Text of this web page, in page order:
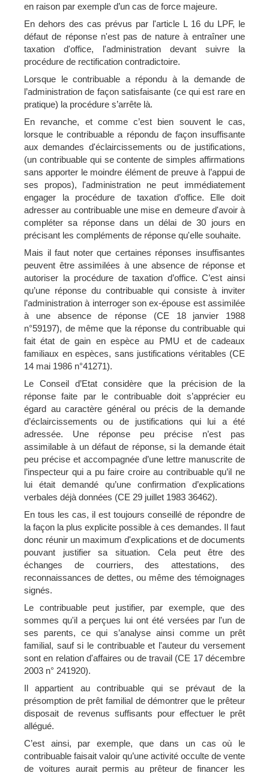
en raison par exemple d’un cas de force majeure.
En dehors des cas prévus par l'article L 16 du LPF, le
défaut de réponse n'est pas de nature à entraîner une
taxation d'office, l'administration devant suivre la
procédure de rectification contradictoire.
Lorsque le contribuable a répondu à la demande de
l’administration de façon satisfaisante (ce qui est rare en
pratique) la procédure s’arrête là.
En revanche, et comme c’est bien souvent le cas,
lorsque le contribuable a répondu de façon insuffisante
aux demandes d'éclaircissements ou de justifications,
(un contribuable qui se contente de simples affirmations
sans apporter le moindre élément de preuve à l’appui de
ses propos), l'administration ne peut immédiatement
engager la procédure de taxation d’office. Elle doit
adresser au contribuable une mise en demeure d'avoir à
compléter sa réponse dans un délai de 30 jours en
précisant les compléments de réponse qu'elle souhaite.
Mais il faut noter que certaines réponses insuffisantes
peuvent être assimilées à une absence de réponse et
autoriser la procédure de taxation d’office. C’est ainsi
qu’une réponse du contribuable qui consiste à inviter
l’administration à interroger son ex-épouse est assimilée
à une absence de réponse (CE 18 janvier 1988
n°59197), de même que la réponse du contribuable qui
fait état de gain en espèce au PMU et de cadeaux
familiaux en espèces, sans justifications véritables (CE
14 mai 1986 n°41271).
Le Conseil d’Etat considère que la précision de la
réponse faite par le contribuable doit s’apprécier eu
égard au caractère général ou précis de la demande
d’éclaircissements ou de justifications qui lui a été
adressée. Une réponse peu précise n’est pas
assimilable à un défaut de réponse, si la demande était
peu précise et accompagnée d’une lettre manuscrite de
l’inspecteur qui a pu faire croire au contribuable qu’il ne
lui était demandé qu’une confirmation d’explications
verbales déjà données (CE 29 juillet 1983 36462).
En tous les cas, il est toujours conseillé de répondre de
la façon la plus explicite possible à ces demandes. Il faut
donc réunir un maximum d'explications et de documents
pouvant justifier sa situation. Cela peut être des
échanges de courriers, des attestations, des
reconnaissances de dettes, ou même des témoignages
signés.
Le contribuable peut justifier, par exemple, que des
sommes qu'il a perçues lui ont été versées par l'un de
ses parents, ce qui s’analyse ainsi comme un prêt
familial, sauf si le contribuable et l'auteur du versement
sont en relation d'affaires ou de travail (CE 17 décembre
2003 n° 241920).
Il appartient au contribuable qui se prévaut de la
présomption de prêt familial de démontrer que le prêteur
disposait de revenus suffisants pour effectuer le prêt
allégué.
C’est ainsi, par exemple, que dans un cas où le
contribuable faisait valoir qu’une activité occulte de vente
de voitures aurait permis au prêteur de financer les